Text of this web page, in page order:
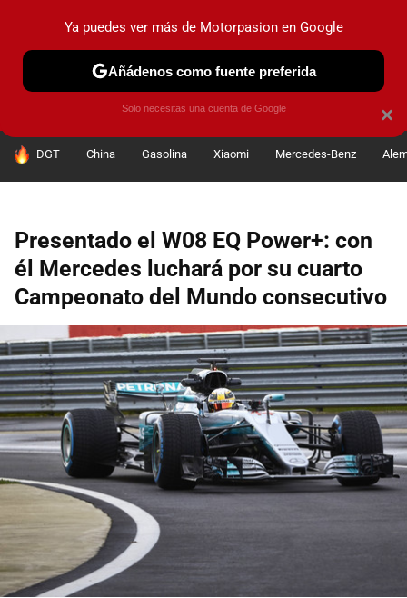
PRUEBAS COCHES ELÉCTRICOS OBSERVATORIO
HOY SE HABLA DE
DGT China Gasolina Xiaomi Mercedes-Benz
Presentado el W08 EQ Power+: con
él Mercedes luchará por su cuarto
Campeonato del Mundo consecutivo
×
Ya puedes ver más de Motorpasion en Google
Añádenos como fuente preferida
Solo necesitas una cuenta de Google